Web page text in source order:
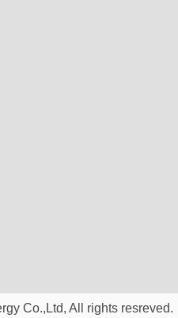
Co.,Ltd, All rights resreved.